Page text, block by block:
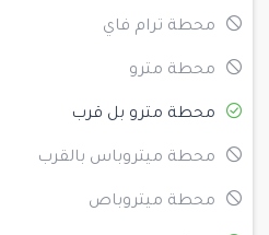
محطة ترام فاي
محطة مترو
محطة مترو بل قرب
محطة ميتروباس بالقرب
محطة ميتروباص